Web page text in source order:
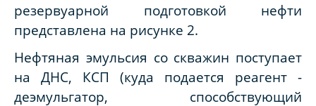
резервуарной подготовкой нефти
представлена на рисунке 2.
Нефтяная эмульсия со скважин поступает
на ДНС, КСП (куда подается реагент -
деэмульгатор, способствующий